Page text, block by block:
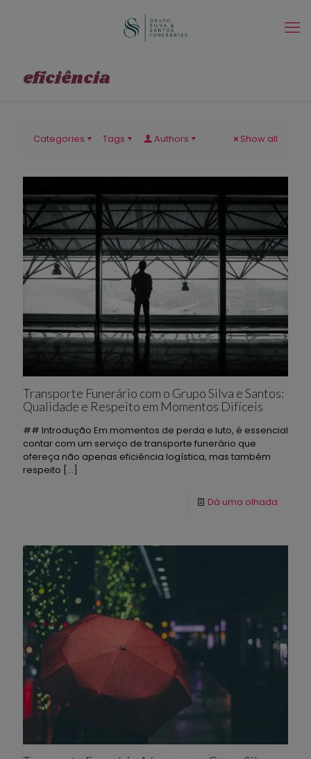
eficiência
Categories Tags Authors Show all
Transporte Funerário com o Grupo Silva e Santos:
Qualidade e Respeito em Momentos Difíceis
## Introdução Em momentos de perda e luto, é essencial
contar com um serviço de transporte funerário que
ofereça não apenas eficiência logística, mas também
respeito […]
Dá uma olhada